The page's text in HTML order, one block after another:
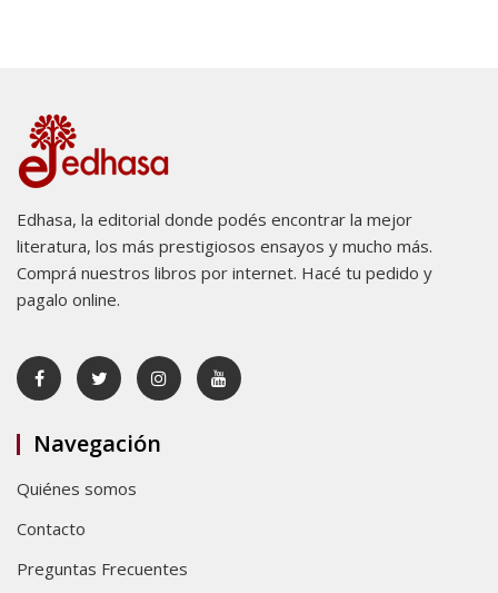
Edhasa, la editorial donde podés encontrar la mejor
literatura, los más prestigiosos ensayos y mucho más.
Comprá nuestros libros por internet. Hacé tu pedido y
pagalo online.
Navegación
Quiénes somos
Contacto
Preguntas Frecuentes